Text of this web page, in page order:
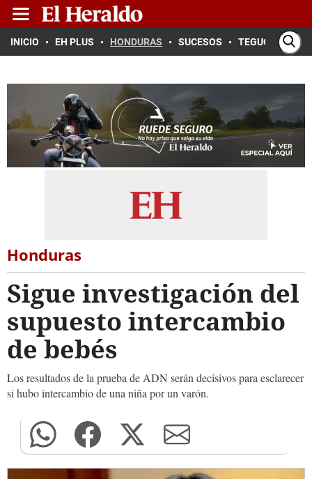
INICIO EH PLUS HONDURAS SUCESOS TEGUCIGALPA
Honduras
Sigue investigación del
supuesto intercambio
de bebés
Los resultados de la prueba de ADN serán decisivos para esclarecer
si hubo intercambio de una niña por un varón.